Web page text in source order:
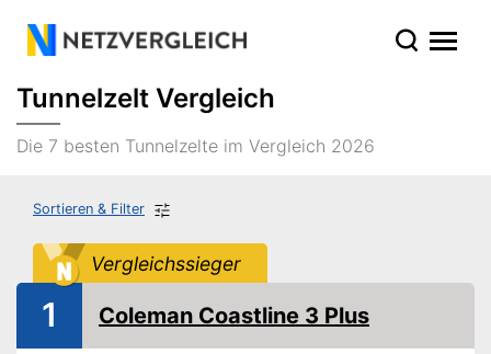
Tunnelzelt Vergleich
Die 7 besten Tunnelzelte im Vergleich 2026
Sortieren & Filter
Vergleichssieger
1 Coleman Coastline 3 Plus